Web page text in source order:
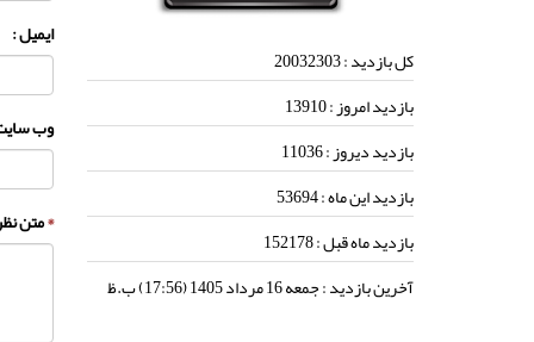
کل بازدید :20032303
بازدید امروز :13910
بازدید دیروز :11036
بازدید این ماه :53694
بازدید ماه قبل :152178
آخرین بازدید :جمعه 16 مرداد 1405 (17:56) ب.ظ
ایمیل :
وب
*متن